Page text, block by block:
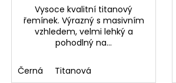
Vysoce kvalitní titanový
řemínek. Výrazný s masivním
vzhledem, velmi lehký a
pohodlný na...
Černá Titanová